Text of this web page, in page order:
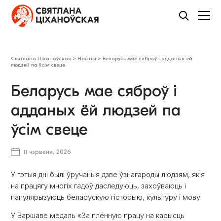
Святлана Ціханоўская > Навіны > Беларусь мае сяброў і адданых ёй
людзей па ўсім свеце
Беларусь мае сяброў і
адданых ёй людзей па
ўсім свеце
11 чэрвеня, 2026
У гэтыя дні былі ўручаныя дзве ўзнагароды людзям, якія
на працягу многіх гадоў даследуюць, захоўваюць і
папулярызуюць беларускую гісторыю, культуру і мову.
У Варшаве медаль «За плённую працу на карысць